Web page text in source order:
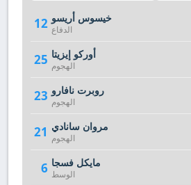
12 خيسوس أريسو
الدفاع
25 أوركو إيزيتا
الهجوم
23 روبرت نافارو
الهجوم
21 مروان سانادي
الهجوم
6 مايكل فسجا
الوسط